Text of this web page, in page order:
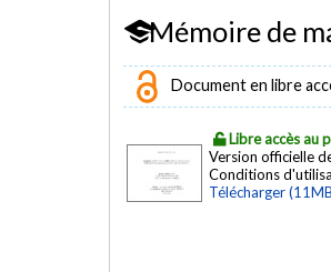
Mémoire de
Document en libre
Libre accès au
Version officielle
Conditions
Télécharger